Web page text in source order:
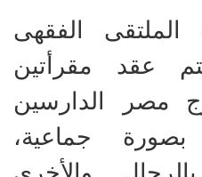
الملتقى الفقهى
عقد مقرأتين
مصر الدارسين
بصورة جماعية،